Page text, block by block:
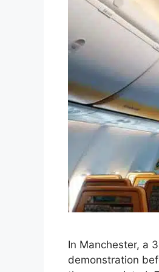
In Manchester, a
demonstration